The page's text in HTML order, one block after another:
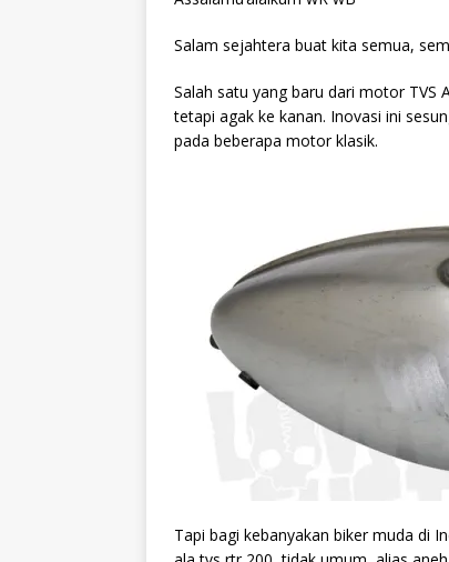
Salam sejahtera buat kita semua,
Salah satu yang baru dari motor TVS
tetapi agak ke kanan. Inovasi ini
pada beberapa motor klasik.
Tapi bagi kebanyakan biker muda di